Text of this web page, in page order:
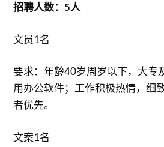
招聘人数：5人
文员1名
要求：年龄40岁周岁以下，大专
用办公软件；工作积极热情，细
者优先。
文案1名